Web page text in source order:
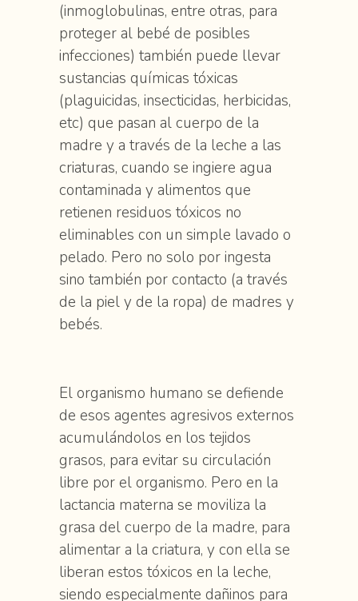
(inmoglobulinas, entre otras, para
proteger al bebé de posibles
infecciones) también puede llevar
sustancias químicas tóxicas
(plaguicidas, insecticidas, herbicidas,
etc) que pasan al cuerpo de la
madre y a través de la leche a las
criaturas, cuando se ingiere agua
contaminada y alimentos que
retienen residuos tóxicos no
eliminables con un simple lavado o
pelado. Pero no solo por ingesta
sino también por contacto (a través
de la piel y de la ropa) de madres y
bebés.
El organismo humano se defiende
de esos agentes agresivos externos
acumulándolos en los tejidos
grasos, para evitar su circulación
libre por el organismo. Pero en la
lactancia materna se moviliza la
grasa del cuerpo de la madre, para
alimentar a la criatura, y con ella se
liberan estos tóxicos en la leche,
siendo especialmente dañinos para